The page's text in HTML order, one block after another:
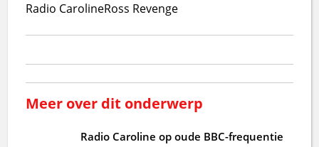
Radio CarolineRoss Revenge
Meer over dit onderwerp
Radio Caroline op oude BBC-frequentie